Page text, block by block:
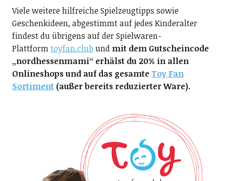
Viele weitere hilfreiche Spielzeugtipps sowie
Geschenkideen, abgestimmt auf jedes Kinderalter
findest du übrigens auf der Spielwaren-
Plattformtoyfan.club und mit dem Gutscheincode
„nordhessenmami“ erhälst du 20% in allen
Onlineshops und auf das gesamteToy Fan
Sortiment(außer bereits reduzierter Ware).